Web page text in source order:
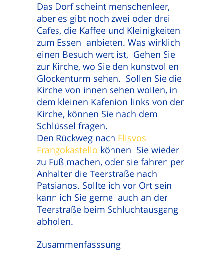
Das Dorf scheint menschenleer,
aber es gibt noch zwei oder drei
Cafes, die Kaffee und Kleinigkeiten
zum Essen anbieten. Was wirklich
einen Besuch wert ist, Gehen Sie
zur Kirche, wo Sie den kunstvollen
Glockenturm sehen. Sollen Sie die
Kirche von innen sehen wollen, in
dem kleinen Kafenion links von der
Kirche, können Sie nach dem
Schlüssel fragen.
Den Rückweg nach Flisvos
Frangokastello können Sie wieder
zu Fuß machen, oder sie fahren per
Anhalter die Teerstraße nach
Patsianos. Sollte ich vor Ort sein
kann ich Sie gerne auch an der
Teerstraße beim Schluchtausgang
abholen.
Zusammenfasssung